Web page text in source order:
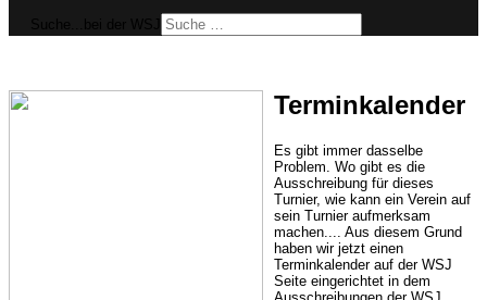
Terminkalender
Es gibt immer dasselbe
Problem. Wo gibt es die
Ausschreibung für dieses
Turnier, wie kann ein Verein auf
sein Turnier aufmerksam
machen.... Aus diesem Grund
haben wir jetzt einen
Terminkalender auf der WSJ
Seite eingerichtet in dem